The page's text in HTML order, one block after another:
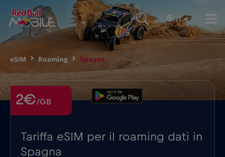
IT ▾
eSIM Roaming Spagna
Tariffa eSIM per il roaming dati in
Spagna
2€/GB